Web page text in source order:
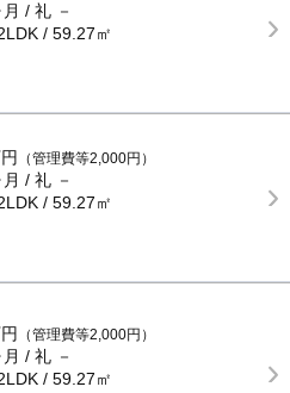
/ 礼 －
/ 59.27㎡
（管理費等2,000円）
/ 礼 －
/ 59.27㎡
（管理費等2,000円）
/ 礼 －
/ 59.27㎡